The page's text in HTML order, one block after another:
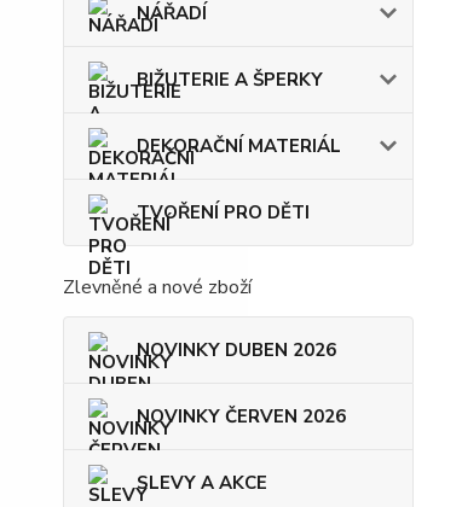
NÁŘADÍ
BIŽUTERIE A ŠPERKY
DEKORAČNÍ MATERIÁL
TVOŘENÍ PRO DĚTI
Zlevněné a nové zboží
NOVINKY DUBEN 2026
NOVINKY ČERVEN 2026
SLEVY A AKCE